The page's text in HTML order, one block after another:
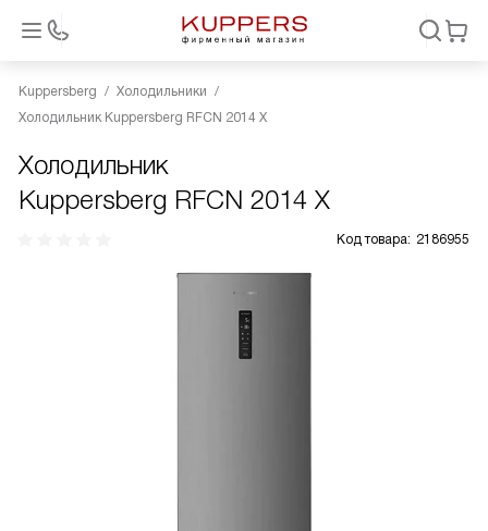
Kuppersberg
Холодильники
Холодильник Kuppersberg RFCN 2014 X
Холодильник
Kuppersberg RFCN 2014 X
Код товара: 2186955